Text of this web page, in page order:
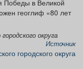
Победы в Великой
геоглиф «80 лет
округа
Источник
городского округа